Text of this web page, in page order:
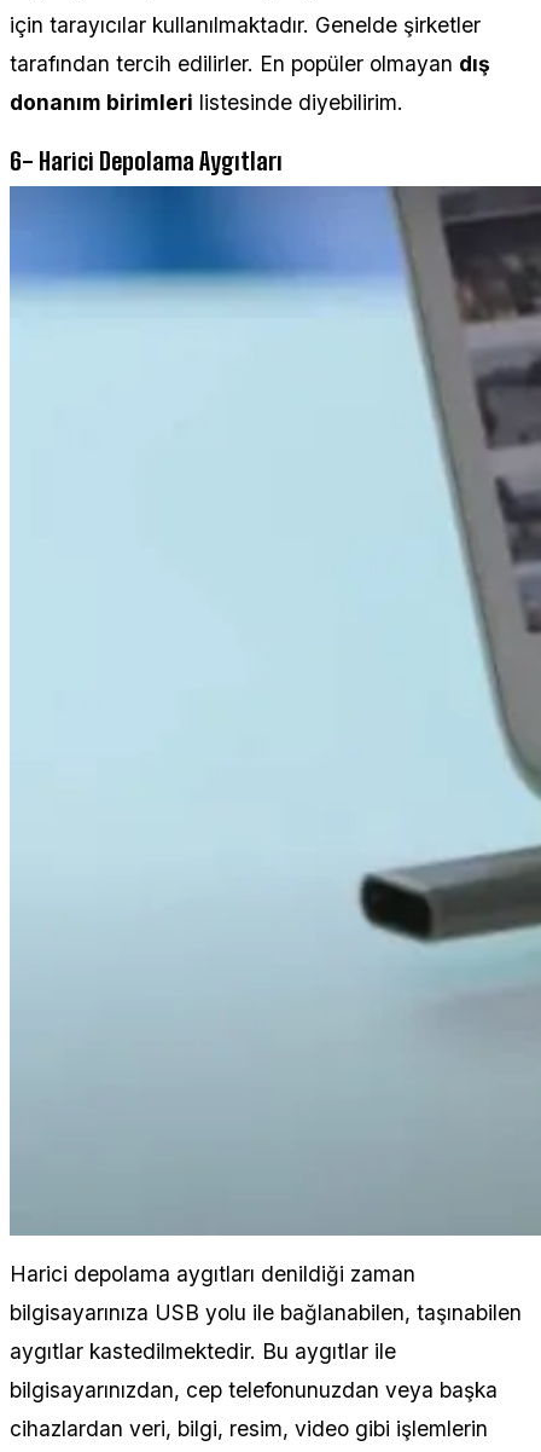
için tarayıcılar kullanılmaktadır. Genelde şirketler
tarafından tercih edilirler. En popüler olmayan dış
donanım birimleri listesinde diyebilirim.
6- Harici Depolama Aygıtları
Harici depolama aygıtları denildiği zaman
bilgisayarınıza USB yolu ile bağlanabilen, taşınabilen
aygıtlar kastedilmektedir. Bu aygıtlar ile
bilgisayarınızdan, cep telefonunuzdan veya başka
cihazlardan veri, bilgi, resim, video gibi işlemlerin